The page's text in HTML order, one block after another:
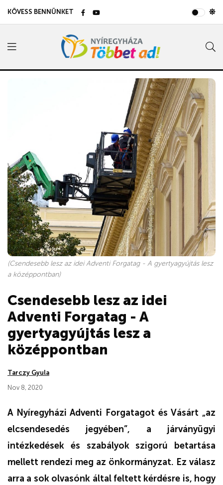
KÖVESS BENNÜNKET
(Csendesebb lesz az idei Adventi Forgatag - A gyertyagyújtás lesz
a középpontban)
Csendesebb lesz az idei
Adventi Forgatag - A
gyertyagyújtás lesz a
középpontban
Tarczy Gyula
Nov 8, 2020
A Nyíregyházi Adventi Forgatagot és Vásárt „az
elcsendesedés jegyében”, a járványügyi
intézkedések és szabályok szigorú betartása
mellett rendezi meg az önkormányzat. Ez válasz
arra a sok olvasónk által feltett kérdésre is, hogy